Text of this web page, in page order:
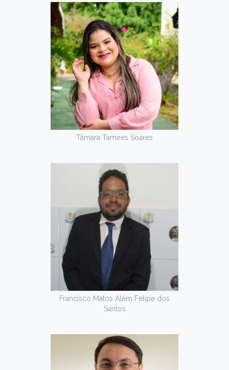
Tâmara Tamires Soares
Francisco Matos Além Felipe dos
Santos